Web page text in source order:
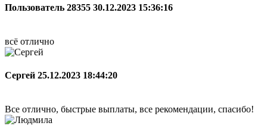
Пользователь 28355 30.12.2023 15:36:16
всё отлично
Сергей 25.12.2023 18:44:20
Все отлично, быстрые выплаты, все рекомендации, спасибо!